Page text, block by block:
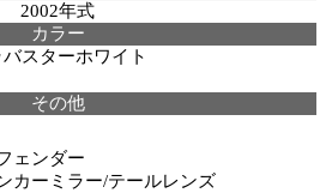
2002年式
カラー
バスターホワイト
その他
ェンダー
カーミラー/テールレンズ